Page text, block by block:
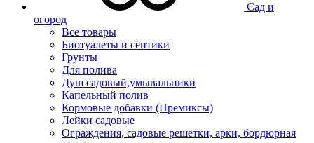
Сад и
огород
Все товары
Биотуалеты и септики
Грунты
Для полива
Душ садовый,умывальники
Капельный полив
Кормовые добавки (Премиксы)
Лейки садовые
Ограждения, садовые решетки, арки, бордюрная